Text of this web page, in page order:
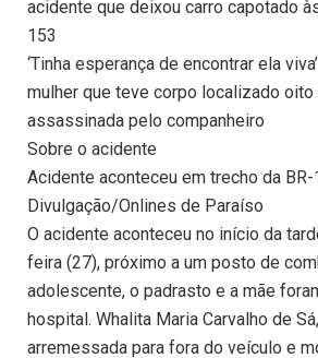
acidente que deixou carro capotado
153
‘Tinha esperança de encontrar ela
mulher que teve corpo localizado
assassinada pelo companheiro
Sobre o acidente
Acidente aconteceu em trecho da
Divulgação/Onlines de Paraíso
O acidente aconteceu no início da
feira (27), próximo a um posto de
adolescente, o padrasto e a mãe
hospital. Whalita Maria Carvalho de
arremessada para fora do veículo e